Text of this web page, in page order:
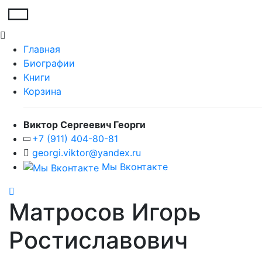
Главная
Биографии
Книги
Корзина
Виктор Сергеевич Георги
+7 (911) 404-80-81
georgi.viktor@yandex.ru
Мы Вконтакте
Матросов Игорь
Ростиславович